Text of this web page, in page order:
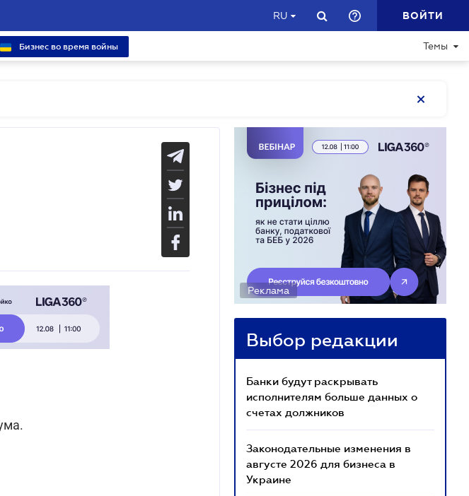
RU ВОЙТИ
Бизнес во время войны Темы
Реклама
Выбор редакции
Банки будут раскрывать
исполнителям больше данных о
счетах должников
Законодательные изменения в
августе 2026 для бизнеса в
Украине